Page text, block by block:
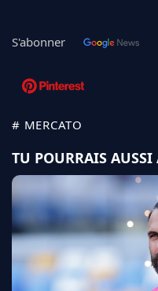
S'abonner
# MERCATO
TU POURRAIS AUSSI